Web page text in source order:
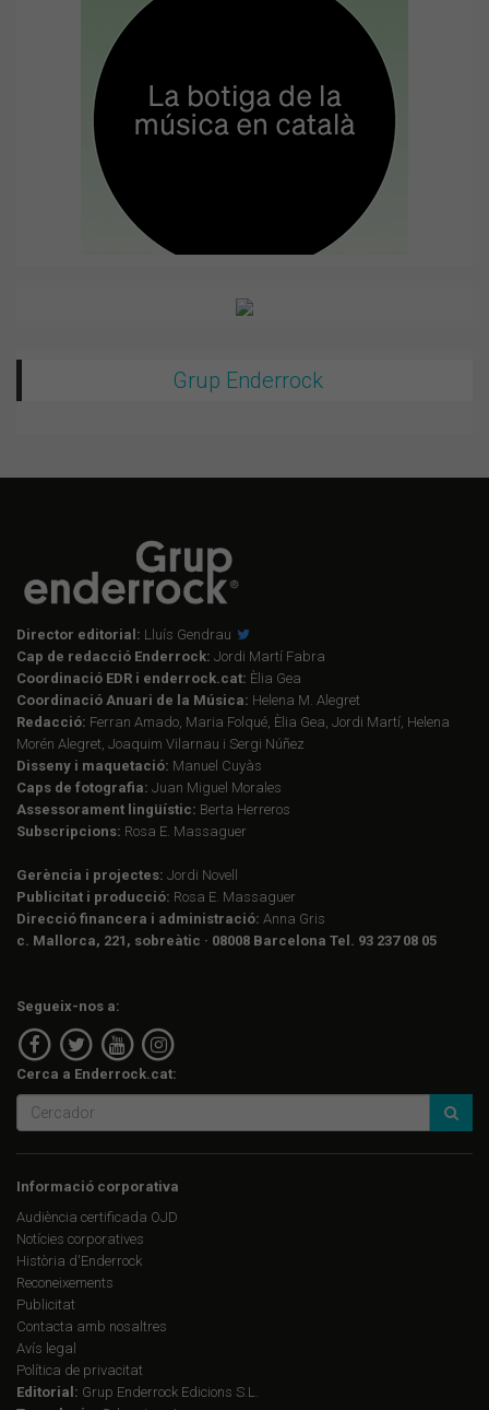
Grup Enderrock
Director editorial: Lluís Gendrau
Cap de redacció Enderrock: Jordi Martí Fabra
Coordinació EDR i enderrock.cat: Èlia Gea
Coordinació Anuari de la Música: Helena M. Alegret
Redacció: Ferran Amado, Maria Folqué, Èlia Gea, Jordi Martí, Helena
Morén Alegret, Joaquim Vilarnau i Sergi Núñez
Disseny i maquetació: Manuel Cuyàs
Caps de fotografia: Juan Miguel Morales
Assessorament lingüístic: Berta Herreros
Subscripcions: Rosa E. Massaguer
Gerència i projectes: Jordi Novell
Publicitat i producció: Rosa E. Massaguer
Direcció financera i administració: Anna Gris
c. Mallorca, 221, sobreàtic · 08008 Barcelona Tel. 93 237 08 05
Segueix-nos a:
Cerca a Enderrock.cat:
Informació corporativa
Audiència certificada OJD
Notícies corporatives
Història d'Enderrock
Reconeixements
Publicitat
Contacta amb nosaltres
Avís legal
Política de privacitat
Editorial: Grup Enderrock Edicions S.L.